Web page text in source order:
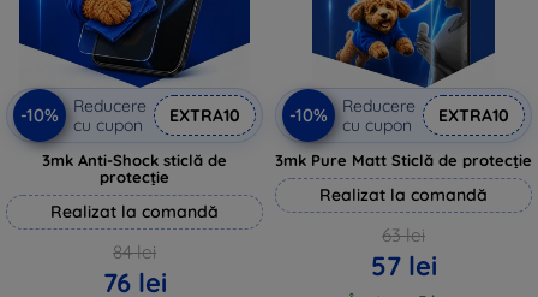
-10%
Reducere
cu cupon
EXTRA10
3mk Anti-Shock sticlă de
protecție
Realizat la comandă
84 lei
76 lei
-10%
Reducere
cu cupon
EXTRA10
3mk Pure Matt Sticlă de protecție
Realizat la comandă
63 lei
57 lei